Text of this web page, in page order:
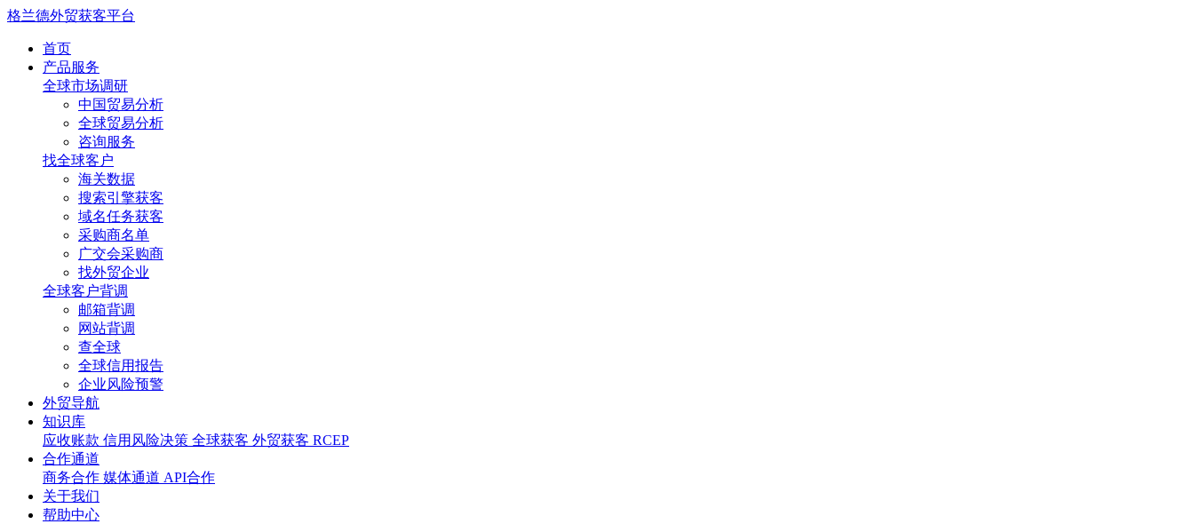
格兰德外贸获客平台
首页
产品服务
全球市场调研
中国贸易分析
全球贸易分析
咨询服务
找全球客户
海关数据
搜索引擎获客
域名任务获客
采购商名单
广交会采购商
找外贸企业
全球客户背调
邮箱背调
网站背调
查全球
全球信用报告
企业风险预警
外贸导航
知识库
应收账款 信用风险决策 全球获客 外贸获客 RCEP
合作通道
商务合作 媒体通道 API合作
关于我们
帮助中心